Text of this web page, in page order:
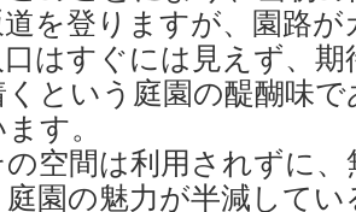
を登りますが、園路
はすぐには見えず、
という庭園の醍醐味
す。
空間は利用されずに、
園の魅力が半減して